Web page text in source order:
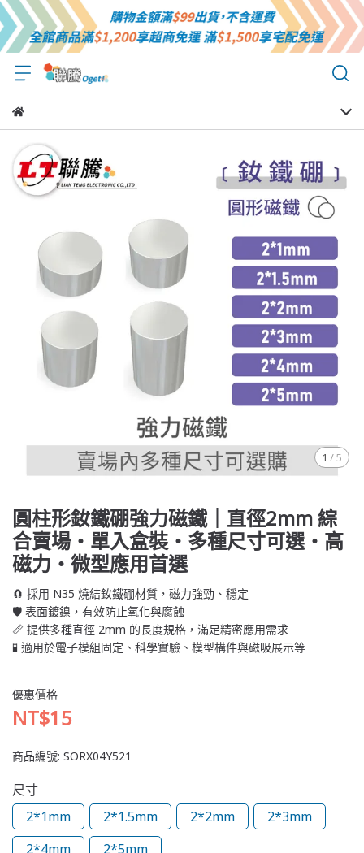
1 /5
圓柱形釹鐵硼強力磁鐵｜直徑2mm 綜
合賣場・單入盒裝・多種尺寸可選・高
磁力・微型應用首選
🧲 採用 N35 燒結釹鐵硼材質，磁力強勁、穩定
🛡️ 表面鍍鎳，有效防止氧化與腐蝕
📏 提供多種直徑 2mm 的長度規格，滿足精密應用需求
🧪 適用於電子模組固定、科學實驗、模型構件與磁吸展示等
優惠價格
NT$15
商品編號: SORX04Y521
尺寸
2*1mm
2*1.5mm 2*2mm
2*3mm
2*4mm
2*5mm